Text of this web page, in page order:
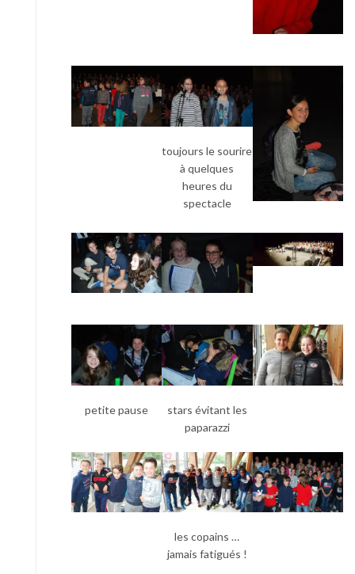
toujours le sourire
à quelques
heures du
spectacle
petite pause
stars évitant les
paparazzi
les copains …
jamais fatigués !